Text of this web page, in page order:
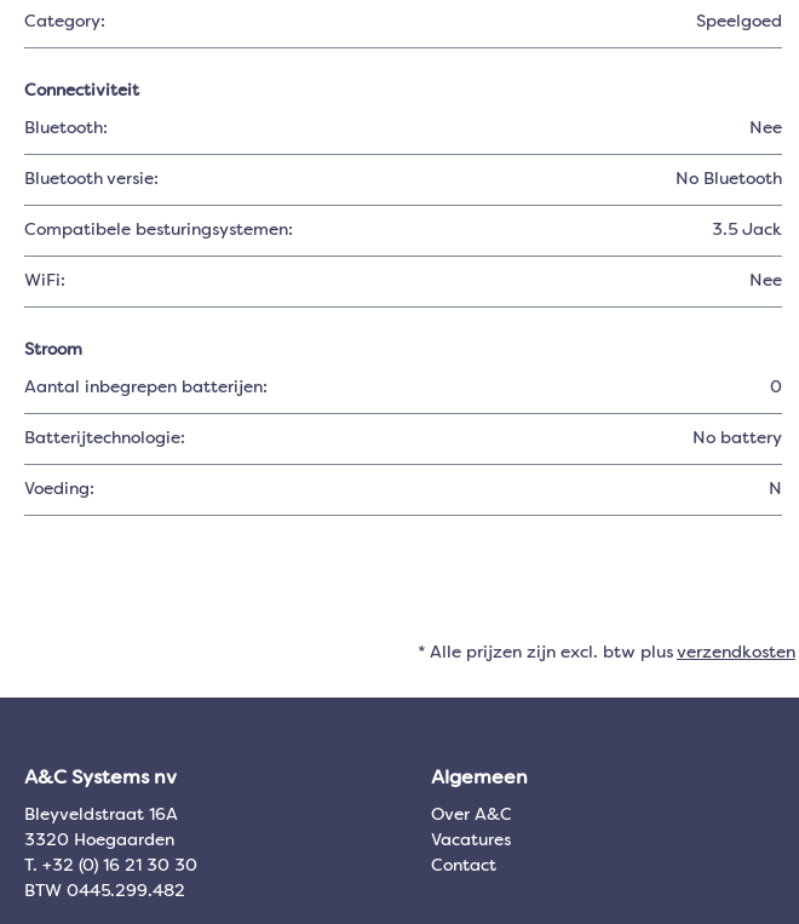
Category: Speelgoed
Connectiviteit
Bluetooth: Nee
Bluetooth versie: No Bluetooth
Compatibele besturingsystemen: 3.5 Jack
WiFi: Nee
Stroom
Aantal inbegrepen batterijen: 0
Batterijtechnologie: No battery
Voeding: N
* Alle prijzen zijn excl. btw plus verzendkosten
A&C Systems nv
Bleyveldstraat 16A
3320 Hoegaarden
T. +32 (0) 16 21 30 30
BTW 0445.299.482
Algemeen
Over A&C
Vacatures
Contact